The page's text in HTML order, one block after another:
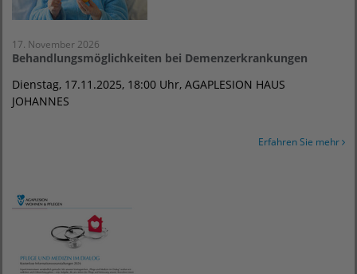
17. November 2026
Behandlungsmöglichkeiten bei Demenzerkrankungen
Dienstag, 17.11.2025, 18:00 Uhr, AGAPLESION HAUS
JOHANNES
Erfahren Sie mehr